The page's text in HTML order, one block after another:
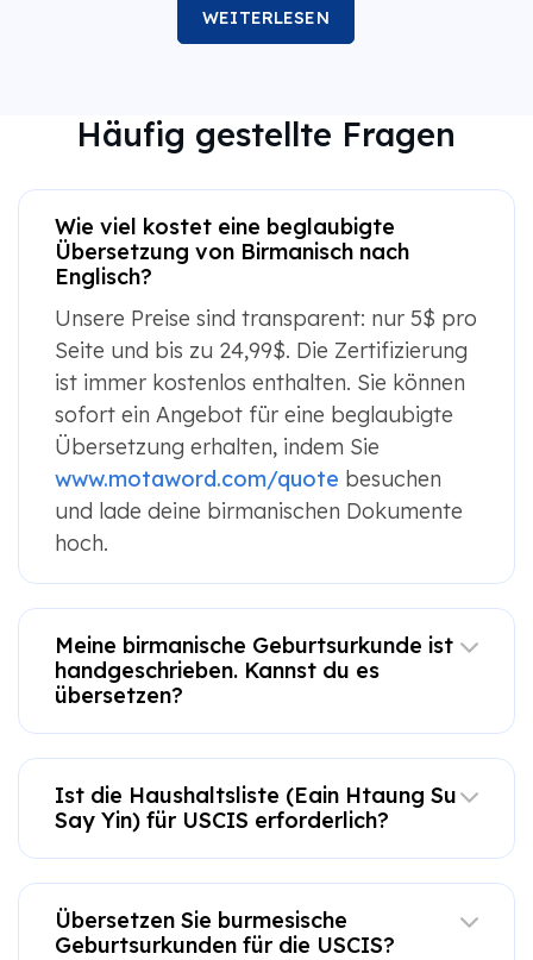
WEITERLESEN
Häufig gestellte Fragen
Wie viel kostet eine beglaubigte
Übersetzung von Birmanisch nach
Englisch?
Unsere Preise sind transparent: nur 5$ pro
Seite und bis zu 24,99$. Die Zertifizierung
ist immer kostenlos enthalten. Sie können
sofort ein Angebot für eine beglaubigte
Übersetzung erhalten, indem Sie
www.motaword.com/quote besuchen
und lade deine birmanischen Dokumente
hoch.
Meine birmanische Geburtsurkunde ist
handgeschrieben. Kannst du es
übersetzen?
Ist die Haushaltsliste (Eain Htaung Su
Say Yin) für USCIS erforderlich?
Übersetzen Sie burmesische
Geburtsurkunden für die USCIS?